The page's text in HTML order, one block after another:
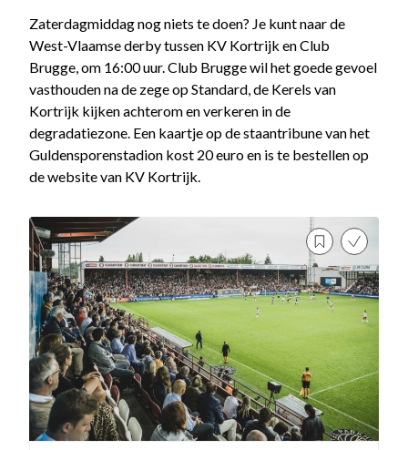
Zaterdagmiddag nog niets te doen? Je kunt naar de
West-Vlaamse derby tussen KV Kortrijk en Club
Brugge, om 16:00 uur. Club Brugge wil het goede gevoel
vasthouden na de zege op Standard, de Kerels van
Kortrijk kijken achterom en verkeren in de
degradatiezone. Een kaartje op de staantribune van het
Guldensporenstadion kost 20 euro en is te bestellen op
de website van KV Kortrijk.